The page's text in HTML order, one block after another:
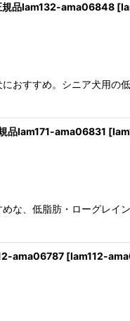
規品lam132-ama06848 [
おすすめ。シニア犬用の
品lam171-ama06831 [
な、低脂肪・ローグレイ
ama06787 [lam112-